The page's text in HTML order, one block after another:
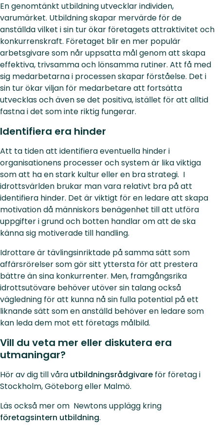
En genomtänkt utbildning utvecklar individen,
varumärket. Utbildning skapar mervärde för de
anställda vilket i sin tur ökar företagets attraktivitet och
konkurrenskraft. Företaget blir en mer populär
arbetsgivare som når uppsatta mål genom att skapa
effektiva, trivsamma och lönsamma rutiner. Att få med
sig medarbetarna i processen skapar förståelse. Det i
sin tur ökar viljan för medarbetare att fortsätta
utvecklas och även se det positiva, istället för att alltid
fastna i det som inte riktig fungerar.
Identifiera era hinder
Att ta tiden att identifiera eventuella hinder i
organisationens processer och system är lika viktiga
som att ha en stark kultur eller en bra strategi. I
idrottsvärlden brukar man vara relativt bra på att
identifiera hinder. Det är viktigt för en ledare att skapa
motivation då människors benägenhet till att utföra
uppgifter i grund och botten handlar om att de ska
känna sig motiverade till handling.
Idrottare är tävlingsinriktade på samma sätt som
affärsrörelser som gör sitt yttersta för att prestera
bättre än sina konkurrenter. Men, framgångsrika
idrottsutövare behöver utöver sin talang också
vägledning för att kunna nå sin fulla potential på ett
liknande sätt som en anställd behöver en ledare som
kan leda dem mot ett företags målbild.
Vill du veta mer eller diskutera era
utmaningar?
Hör av dig till våra utbildningsrådgivare för företag i
Stockholm, Göteborg eller Malmö.
Läs också mer om Newtons upplägg kring
företagsintern utbildning.